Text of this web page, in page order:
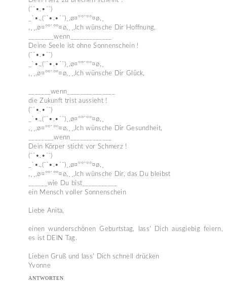
(¯`•.•´¯)
_`•.,(¯`•.•´¯)¸,ø¤º°`°º¤ø,¸
,¸¸,ø¤º°`°º¤ø,¸¸,Ich wünsche Dir Hoffnung,
________wenn_____________
Deine Seele ist ohne Sonnenschein !
(¯`•.•´¯)
_`•.,(¯`•.•´¯)¸,ø¤º°`°º¤ø,¸
,¸¸,ø¤º°`°º¤ø,¸¸,Ich wünsche Dir Glück,
_______wenn_______________
die Zukunft trist aussieht !
(¯`•.•´¯)
_`•.,(¯`•.•´¯)¸,ø¤º°`°º¤ø,¸
,¸¸,ø¤º°`°º¤ø,¸¸,Ich wünsche Dir Gesundheit,
________wenn_____________
Dein Körper sticht vor Schmerz !
(¯`•.•´¯)
_`•.,(¯`•.•´¯)¸,ø¤º°`°º¤ø,¸
,¸¸,ø¤º°`°º¤ø,¸¸,Ich wünsche Dir, das Du bleibst
______wie Du bist___________
ein Mensch voller Sonnenschein
Liebe Anita,
einen wunderschönen Geburtstag, lass' Dich ausgiebig feiern,
es ist DEIN Tag.
Lieben Gruß und lass' Dich schnell drücken
Yvonne
ANTWORTEN